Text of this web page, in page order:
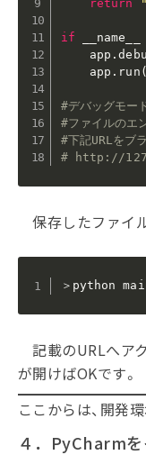
return
if __name__
    app.run
(
#デバッグモー
#ファイルのエ
#下記URLをブ
# http://
保存したファイ
＞python
記載のURLへア
が開けばOKです。
ここからは、開発
４．PyCharmを